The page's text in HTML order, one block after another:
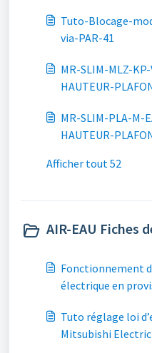
Tuto-Blocage-
via-PAR-41
MR-SLIM-MLZ-
HAUTEUR-
MR-SLIM-PLA-M-
HAUTEUR-
Afficher tout 52
AIR-EAU Fiches
Fonctionnement
électrique en
Tuto réglage loi
Mitsubishi Electric